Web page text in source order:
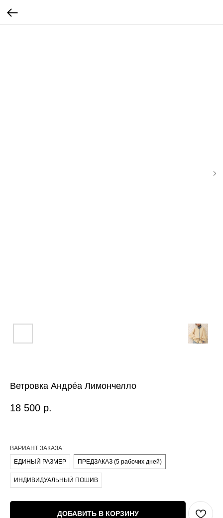
Ветровка Андрéа Лимончелло
18 500 р.
ВАРИАНТ ЗАКАЗА:
ЕДИНЫЙ РАЗМЕР
ПРЕДЗАКАЗ (5 рабочих дней)
ИНДИВИДУАЛЬНЫЙ ПОШИВ
ДОБАВИТЬ В КОРЗИНУ